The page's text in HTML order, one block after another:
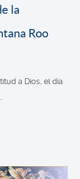
la
Roo
a Dios, el día